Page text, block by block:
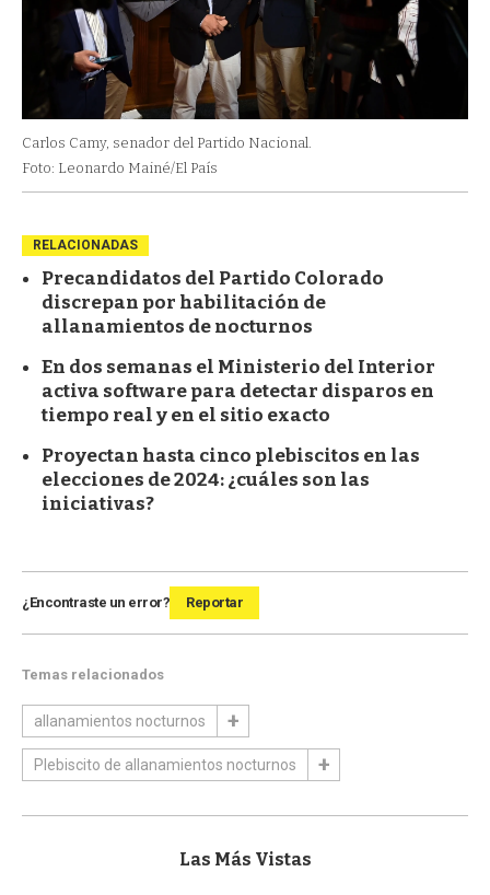
Carlos Camy, senador del Partido Nacional.
Foto: Leonardo Mainé/El País
RELACIONADAS
Precandidatos del Partido Colorado
discrepan por habilitación de
allanamientos de nocturnos
En dos semanas el Ministerio del Interior
activa software para detectar disparos en
tiempo real y en el sitio exacto
Proyectan hasta cinco plebiscitos en las
elecciones de 2024: ¿cuáles son las
iniciativas?
¿Encontraste un error? Reportar
Temas relacionados
allanamientos nocturnos
Plebiscito de allanamientos nocturnos
Las Más Vistas